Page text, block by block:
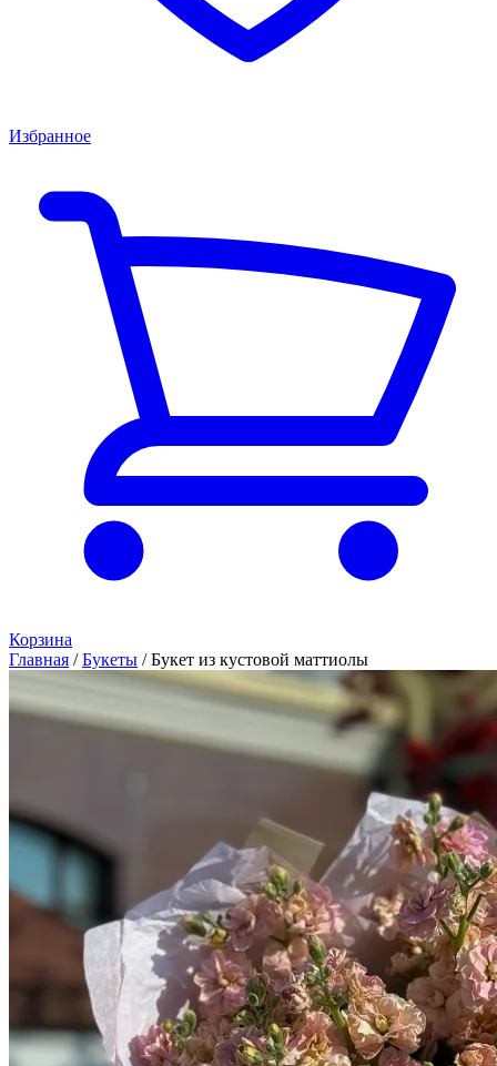
Избранное
Корзина
Главная / Букеты / Букет из кустовой маттиолы